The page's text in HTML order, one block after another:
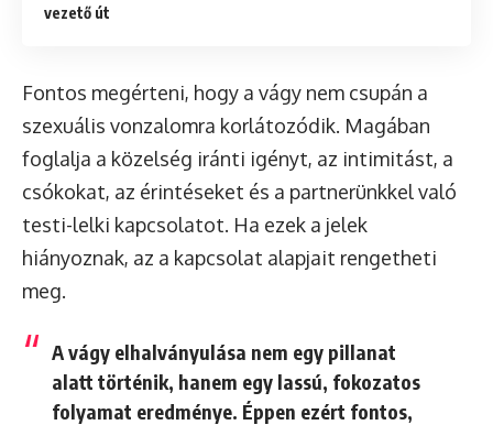
vezető út
Fontos megérteni, hogy a vágy nem csupán a
szexuális vonzalomra korlátozódik. Magában
foglalja a közelség iránti igényt, az intimitást, a
csókokat, az érintéseket és a partnerünkkel való
testi-lelki kapcsolatot. Ha ezek a jelek
hiányoznak, az a kapcsolat alapjait rengetheti
meg.
A vágy elhalványulása nem egy pillanat
alatt történik, hanem egy lassú, fokozatos
folyamat eredménye. Éppen ezért fontos,